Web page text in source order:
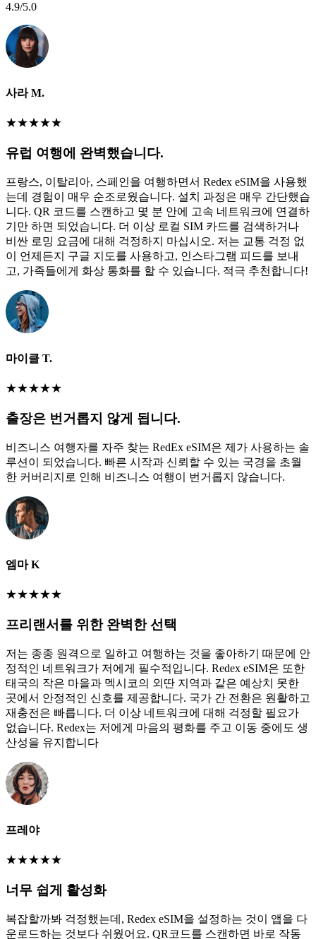
4.9/5.0
사라 M.
★★★★★
유럽 여행에 완벽했습니다.
프랑스, 이탈리아, 스페인을 여행하면서 Redex eSIM을 사용했
는데 경험이 매우 순조로웠습니다. 설치 과정은 매우 간단했습
니다. QR 코드를 스캔하고 몇 분 안에 고속 네트워크에 연결하
기만 하면 되었습니다. 더 이상 로컬 SIM 카드를 검색하거나
비싼 로밍 요금에 대해 걱정하지 마십시오. 저는 교통 걱정 없
이 언제든지 구글 지도를 사용하고, 인스타그램 피드를 보내
고, 가족들에게 화상 통화를 할 수 있습니다. 적극 추천합니다!
마이클 T.
★★★★★
출장은 번거롭지 않게 됩니다.
비즈니스 여행자를 자주 찾는 RedEx eSIM은 제가 사용하는 솔
루션이 되었습니다. 빠른 시작과 신뢰할 수 있는 국경을 초월
한 커버리지로 인해 비즈니스 여행이 번거롭지 않습니다.
엠마 K
★★★★★
프리랜서를 위한 완벽한 선택
저는 종종 원격으로 일하고 여행하는 것을 좋아하기 때문에 안
정적인 네트워크가 저에게 필수적입니다. Redex eSIM은 또한
태국의 작은 마을과 멕시코의 외딴 지역과 같은 예상치 못한
곳에서 안정적인 신호를 제공합니다. 국가 간 전환은 원활하고
재충전은 빠릅니다. 더 이상 네트워크에 대해 걱정할 필요가
없습니다. Redex는 저에게 마음의 평화를 주고 이동 중에도 생
산성을 유지합니다
프레야
★★★★★
너무 쉽게 활성화
복잡할까봐 걱정했는데, Redex eSIM을 설정하는 것이 앱을 다
운로드하는 것보다 쉬웠어요. QR코드를 스캔하면 바로 작동